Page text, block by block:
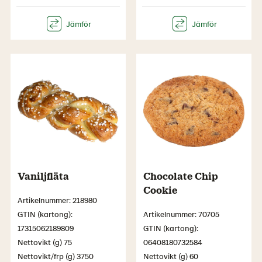
Vaniljfläta
Artikelnummer: 218980
GTIN (kartong):
17315062189809
Nettovikt (g) 75
Nettovikt/frp (g) 3750
Chocolate Chip
Cookie
Artikelnummer: 70705
GTIN (kartong):
06408180732584
Nettovikt (g) 60